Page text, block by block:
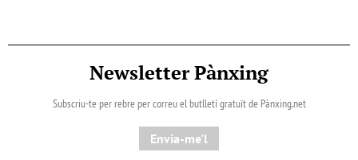
Newsletter Pànxing
Subscriu-te per rebre per correu el butlletí gratuït de Pànxing.net​
Envia-me'l